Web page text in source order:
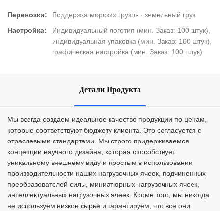
Перевозки:
Поддержка морских грузов · земельный груз
Настройка:
Индивидуальный логотип (мин. Заказ: 100 штук),
индивидуальная упаковка (мин. Заказ: 100 штук),
графическая настройка (мин. Заказ: 100 штук)
Детали Продукта
Мы всегда создаем идеальное качество продукции по ценам,
которые соответствуют бюджету клиента. Это согласуется с
отраслевыми стандартами. Мы строго придерживаемся
концепции научного дизайна, которая способствует
уникальному внешнему виду и простым в использовании
производительности наших нагрузочных ячеек, подчиненных
преобразователей силы, миниатюрных нагрузочных ячеек,
интеллектуальных нагрузочных ячеек. Кроме того, мы никогда
не используем низкое сырье и гарантируем, что все они